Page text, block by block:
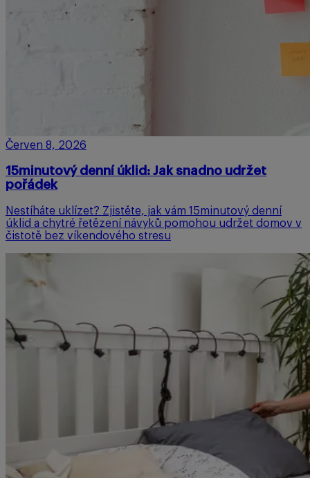
Červen 8, 2026
15minutový denní úklid: Jak snadno udržet
pořádek
Nestíháte uklízet? Zjistěte, jak vám 15minutový denní
úklid a chytré řetězení návyků pomohou udržet domov v
čistotě bez víkendového stresu